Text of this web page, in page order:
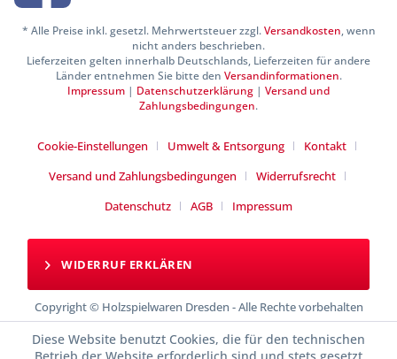
* Alle Preise inkl. gesetzl. Mehrwertsteuer zzgl.Versandkosten, wenn
nicht anders beschrieben.
Lieferzeiten gelten innerhalb Deutschlands, Lieferzeiten für andere
Länder entnehmen Sie bitte den Versandinformationen.
Impressum | Datenschutzerklärung | Versand und
Zahlungsbedingungen.
Cookie-Einstellungen Umwelt & Entsorgung
Kontakt
Versand und Zahlungsbedingungen
Widerrufsrecht
Datenschutz
AGB Impressum
WIDERRUF ERKLÄREN
Copyright © Holzspielwaren Dresden - Alle Rechte vorbehalten
Diese Website benutzt Cookies, die für den technischen